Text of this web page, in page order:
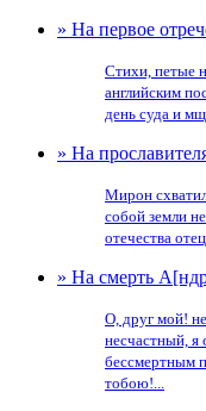
» На первое
Стихи, петые
английским
день суда и
» На
Мирон
собой земли
отечества
» На смерть
О, друг мой!
несчастный, я
бессмертным
тобою!...